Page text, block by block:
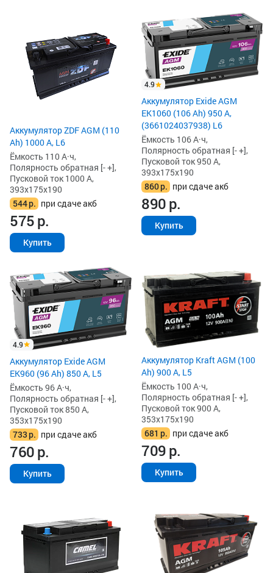
Аккумулятор ZDF AGM (110
Ah) 1000 А, L6
Ёмкость 110 А·ч,
Полярность обратная [- +],
Пусковой ток 1000 А,
393x175x190
544р. при сдаче акб
575р.
Купить
4.9
Аккумулятор Exide AGM
EK1060 (106 Ah) 950 А,
(3661024037938) L6
Ёмкость 106 А·ч,
Полярность обратная [- +],
Пусковой ток 950 А,
393x175x190
860р. при сдаче акб
890р.
Купить
4.9
Аккумулятор Exide AGM
EK960 (96 Ah) 850 А, L5
Ёмкость 96 А·ч,
Полярность обратная [- +],
Пусковой ток 850 А,
353x175x190
733р. при сдаче акб
760р.
Купить
Аккумулятор Kraft AGM (100
Ah) 900 А, L5
Ёмкость 100 А·ч,
Полярность обратная [- +],
Пусковой ток 900 А,
353x175x190
681 р. при сдаче акб
709р.
Купить